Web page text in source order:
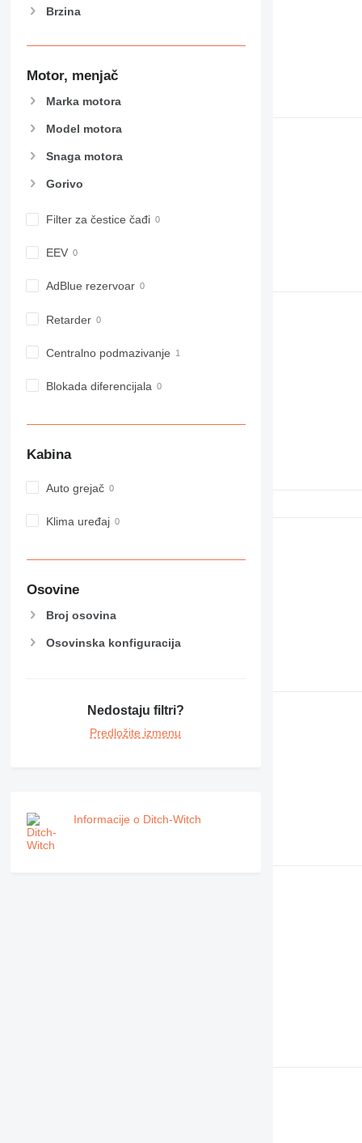
955
963
973
980
988
990
AP
CS
E-series
GC
IT
PM
Brzina
Motor, menjač
Marka motora
Model motora
Snaga motora
Gorivo
Filter za čestice čađi
EEV
AdBlue rezervoar
Retarder
Centralno podmazivanje
Blokada diferencijala
Kabina
Auto grejač
Klima uređaj
Osovine
Broj osovina
Osovinska konfiguracija
Nedostaju filtri?
Predložite izmenu
Informacije o Ditch-Witch